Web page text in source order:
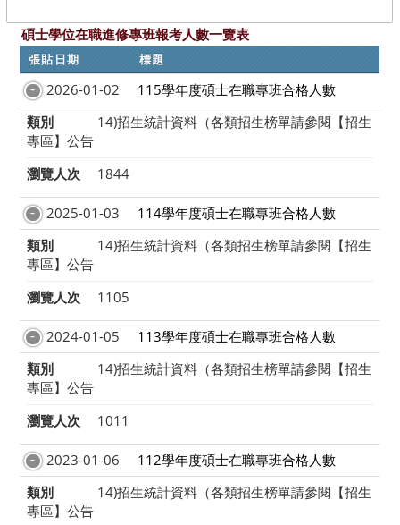
碩士學位在職進修專班報考人數一覽表
張貼日期 標題
2026-01-02
115學年度碩士在職專班合格人數
類別
14)招生統計資料（各類招生榜單請參閱【招生
專區】公告
瀏覽人次
1844
2025-01-03
114學年度碩士在職專班合格人數
類別
14)招生統計資料（各類招生榜單請參閱【招生
專區】公告
瀏覽人次
1105
2024-01-05
113學年度碩士在職專班合格人數
類別
14)招生統計資料（各類招生榜單請參閱【招生
專區】公告
瀏覽人次
1011
2023-01-06
112學年度碩士在職專班合格人數
類別
14)招生統計資料（各類招生榜單請參閱【招生
專區】公告